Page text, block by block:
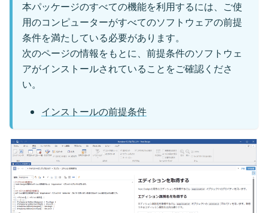
本パッケージのすべての機能を利用するには、ご使
用のコンピューターがすべてのソフトウェアの前提
条件を満たしている必要があります。
次のページの情報をもとに、前提条件のソフトウェ
アがインストールされていることをご確認くださ
い。
インストールの前提条件